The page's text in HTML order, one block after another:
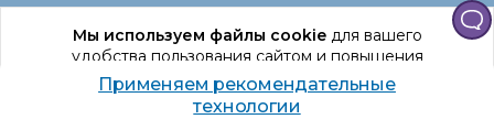
Мы используем файлы cookieдля вашего
удобства пользования сайтом и повышения
качества рекомендаций.
Продолжая использование сайта, вы даете
согласие на обработку персональных данных
Офис Санкт‑Петербург
Оформление заказа
Применяем рекомендательные
технологии